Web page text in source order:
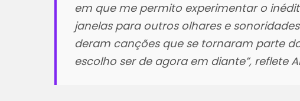
em que me permito experimentar o
janelas para outros olhares e
deram canções que se tornaram parte
escolho ser de agora em diante”, reflete